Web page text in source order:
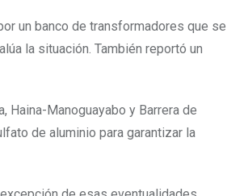
un banco de transformadores que se
la situación. También reportó un
Manoguayabo y Barrera de
de aluminio para garantizar la